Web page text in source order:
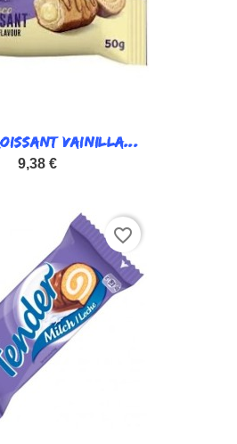
VAINILLA...
9,38 €
favorite_border